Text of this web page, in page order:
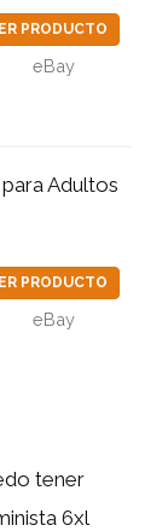
PRODUCTO
eBay
Adultos
PRODUCTO
eBay
tener
6xl